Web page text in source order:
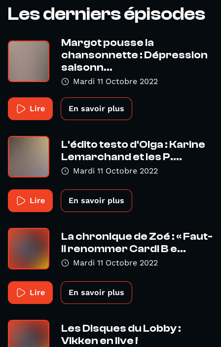
Les derniers épisodes
Margot pousse la
chansonnette : Dépression
saisonn...
Mardi 11 Octobre 2022
Lire En savoir plus
L'édito testo d'Olga : Karine
Lemarchand et les P....
Mardi 11 Octobre 2022
Lire En savoir plus
La chronique de Zoé : « Faut-
il renommer Cardi B e...
Mardi 11 Octobre 2022
Lire En savoir plus
Les Disques du Lobby :
Vikken en live !